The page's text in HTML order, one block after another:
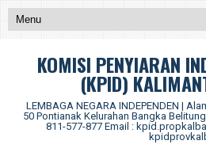
KOMISI PENYIARAN
(KPID)
LEMBAGA NEGARA INDEPENDEN |
50 Pontianak Kelurahan Bangka
811-577-877 Email :